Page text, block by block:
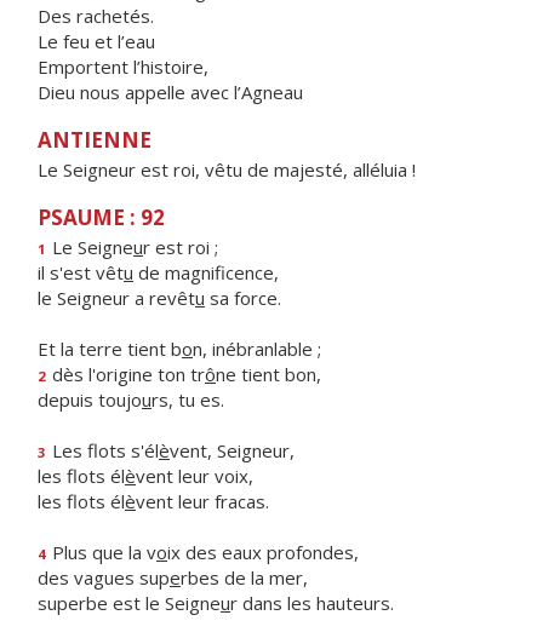
Des rachetés.
Le feu et l’eau
Emportent l’histoire,
Dieu nous appelle avec l’Agneau
ANTIENNE
Le Seigneur est roi, vêtu de majesté, alléluia !
PSAUME : 92
1 Le Seigneur est roi ;
il s'est vêtu de magnificence,
le Seigneur a revêtu sa force.
Et la terre tient bon, inébranlable ;
2 dès l'origine ton trône tient bon,
depuis toujours, tu es.
3 Les flots s'élèvent, Seigneur,
les flots élèvent leur voix,
les flots élèvent leur fracas.
4 Plus que la voix des eaux profondes,
des vagues superbes de la mer,
superbe est le Seigneur dans les hauteurs.